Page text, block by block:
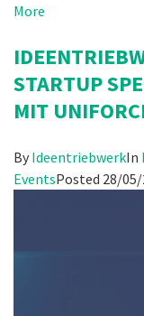
More
STARTUP
MIT
By IdeentriebwerkIn
EventsPosted 28/05/